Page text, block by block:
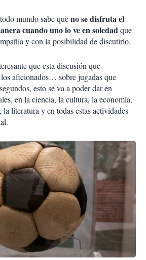
mundo sabe queno se disfruta el
cuando uno lo ve en soledadque
y con la posibilidad de discutirlo.
que esta discusión que
aficionados… sobre jugadas que
esto se va a poder dar en
en la ciencia, la cultura, la economía,
literatura y en todas estas actividades